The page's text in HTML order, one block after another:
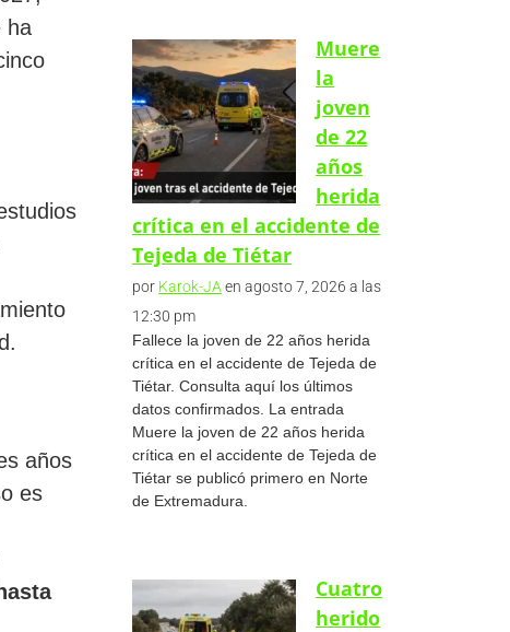
ha
años
es
Muere
la
joven
de 22
años
herida
crítica en el accidente de
Tejeda de Tiétar
por Karok-JA en agosto 7, 2026 a las
12:30 pm
Fallece la joven de 22 años herida
crítica en el accidente de Tejeda de
Tiétar. Consulta aquí los últimos
datos confirmados. La entrada
Muere la joven de 22 años herida
crítica en el accidente de Tejeda de
Tiétar se publicó primero en Norte
de Extremadura.
Cuatro
herido